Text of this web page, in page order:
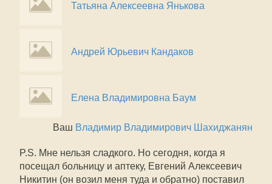
Татьяна Алексеевна Янькова
Андрей Юрьевич Кандаков
Елена Владимировна Баум
Ваш Владимир Владимирович Шахиджанян
P.S. Мне нельзя сладкого. Но сегодня, когда я
посещал больницу и аптеку, Евгений Алексеевич
Никитин (он возил меня туда и обратно) поставил